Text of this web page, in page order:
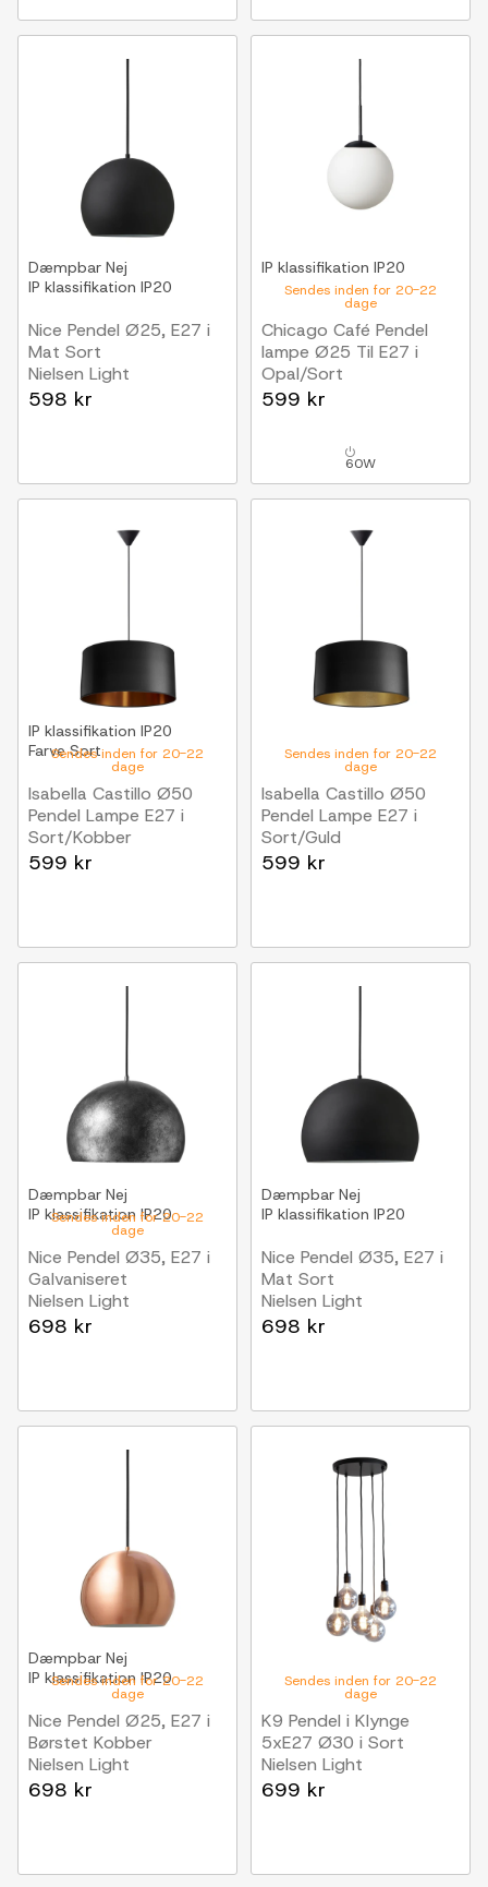
Dæmpbar Nej
IP klassifikation IP20
Nice Pendel Ø25, E27 i
Mat Sort
Nielsen Light
598 kr
Sendes inden for 20-22
dage
IP klassifikation IP20
Chicago Café Pendel
lampe Ø25 Til E27 i
Opal/Sort
Nielsen Light
599 kr
60W
Sendes inden for 20-22
dage
IP klassifikation IP20
FarveSort
Isabella Castillo Ø50
Pendel Lampe E27 i
Sort/Kobber
Nielsen Light
599 kr
Sendes inden for 20-22
dage
Isabella Castillo Ø50
Pendel Lampe E27 i
Sort/Guld
Nielsen Light
599 kr
Sendes inden for 20-22
dage
Dæmpbar Nej
IP klassifikation IP20
Nice Pendel Ø35, E27 i
Galvaniseret
Nielsen Light
698 kr
Dæmpbar Nej
IP klassifikation IP20
Nice Pendel Ø35, E27 i
Mat Sort
Nielsen Light
698 kr
Sendes inden for 20-22
dage
Dæmpbar Nej
IP klassifikation IP20
Nice Pendel Ø25, E27 i
Børstet Kobber
Nielsen Light
698 kr
Sendes inden for 20-22
dage
K9 Pendel i Klynge
5xE27 Ø30 i Sort
Nielsen Light
699 kr